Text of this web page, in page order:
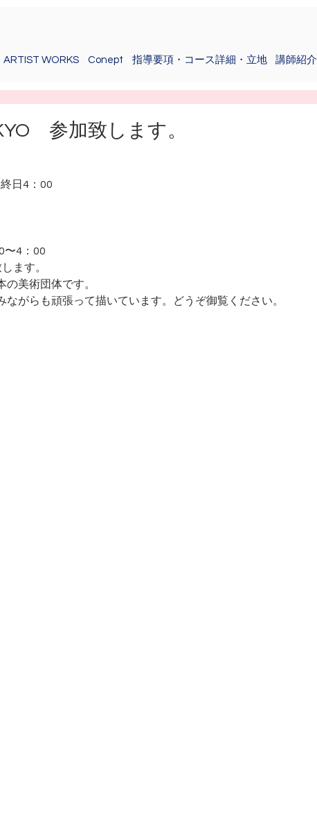
ARTIST WORKS Conept 指導要項・コース詳細・立地 講師紹介
参加致します。
日4：00
〜4：00
ます。
の美術団体です。
ながらも頑張って描いています。どうぞ御覧ください。